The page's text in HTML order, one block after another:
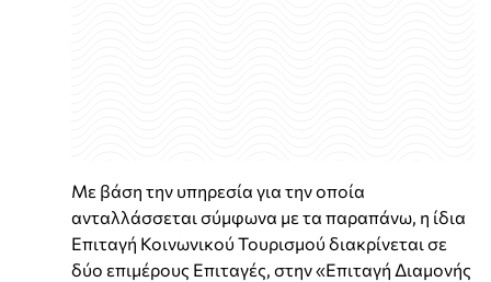
Με βάση την υπηρεσία για την οποία
ανταλλάσσεται σύμφωνα με τα παραπάνω, η ίδια
Επιταγή Κοινωνικού Τουρισμού διακρίνεται σε
δύο επιμέρους Επιταγές, στην «Επιταγή Διαμονής